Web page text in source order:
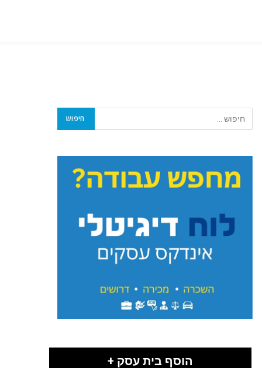
הוסף בית עסק +